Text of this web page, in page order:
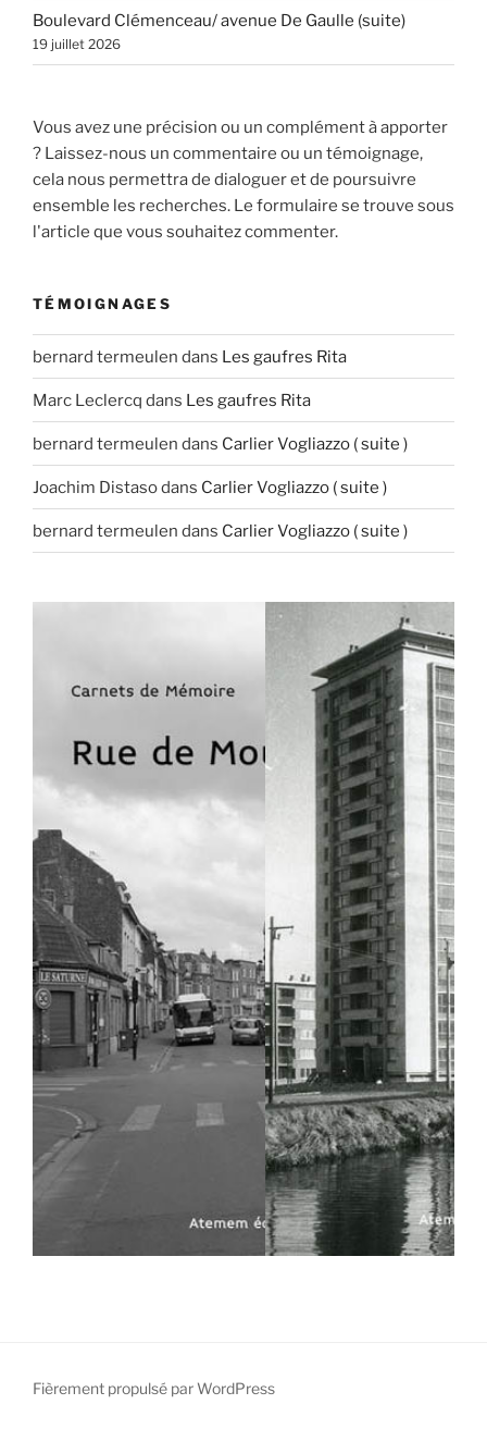
Boulevard Clémenceau/ avenue De Gaulle (suite)
19 juillet 2026
Vous avez une précision ou un complément à apporter
? Laissez-nous un commentaire ou un témoignage,
cela nous permettra de dialoguer et de poursuivre
ensemble les recherches. Le formulaire se trouve sous
l'article que vous souhaitez commenter.
TÉMOIGNAGES
bernard termeulen dans Les gaufres Rita
Marc Leclercq dans Les gaufres Rita
bernard termeulen dans Carlier Vogliazzo ( suite )
Joachim Distasodans Carlier Vogliazzo ( suite )
bernard termeulen dans Carlier Vogliazzo ( suite )
Fièrement propulsé par WordPress